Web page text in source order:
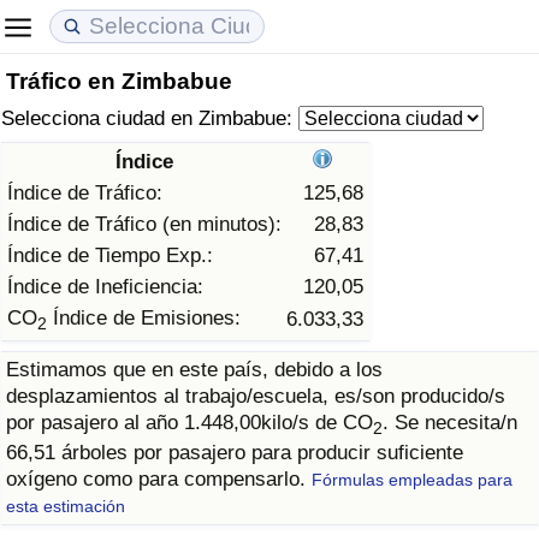
Tráfico en Zimbabue
Selecciona ciudad en Zimbabue:
Índice
Índice de Tráfico:
125,68
Índice de Tráfico (en minutos):
28,83
Índice de Tiempo Exp.:
67,41
Índice de Ineficiencia:
120,05
CO2 Índice de Emisiones: 6.033,33
Estimamos que en este país, debido a los
desplazamientos al trabajo/escuela, es/son producido/s
por pasajero al año 1.448,00kilo/s de CO2. Se necesita/n
66,51 árboles por pasajero para producir suficiente
oxígeno como para compensarlo. Fórmulas empleadas para
esta estimación
Coste de vida
Índice de Costo de Vida (Actual)
Índice de Costo de Vida
Índice de costo de vida por país
en aqaba
Precios de las propiedades
Índice de Precios de Inmuebles (Actual)
Índice de Precios de Inmuebles
Índice de Precios de Inmuebles por País
Calidad de Vida
Índice de Calidad de Vida
Índice de Calidad de Vida (Actual)
Índice de calidad de vida por país
Delincuencia
Calificación del Índice de Criminalidad
(Actual)
Índice de Criminalidad